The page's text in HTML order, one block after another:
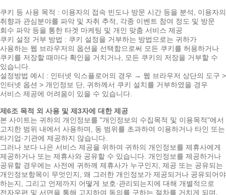
쿠키 등 사용 목적 : 이용자의 접속 빈도나 방문 시간 등을 분석, 이용자의
취향과 관심분야를 파악 및 자취 추적, 각종 이벤트 참여 정도 및 방문
회수 파악 등을 통한 타겟 마케팅 및 개인 맞춤 서비스 제공
쿠키 설정 거부 방법 : 쿠키 설정을 거부하는 방법으로는 귀하가
사용하는 웹 브라우저의 옵션을 선택함으로써 모든 쿠키를 허용하거나
쿠키를 저장할 때마다 확인을 거치거나, 모든 쿠키의 저장을 거부할 수
있습니다.
설정방법 예시 : 인터넷 익스플로어의 경우 → 웹 브라우저 상단의 도구 >
인터넷 옵션 > 개인정보 단, 귀하께서 쿠키 설치를 거부하였을 경우
서비스 제공에 어려움이 있을 수 있습니다.
제6조 목적 외 사용 및 제3자에 대한 제공
본 사이트는 귀하의 개인정보를 "개인정보의 수집목적 및 이용목적"에서
고지한 범위 내에서 사용하며, 동 범위를 초과하여 이용하거나 타인 또는
타기업·기관에 제공하지 않습니다.
그러나 보다 나은 서비스 제공을 위하여 귀하의 개인정보를 제휴사에게
제공하거나 또는 제휴사와 공유할 수 있습니다. 개인정보를 제공하거나
공유할 경우에는 사전에 귀하께 제휴사가 누구인지, 제공 또는 공유되는
개인정보항목이 무엇인지, 왜 그러한 개인정보가 제공되거나 공유되어야
하는지, 그리고 언제까지 어떻게 보호·관리되는지에 대해 개별적으로
전자우편 및 서면을 통해 고지하여 동의를 구하는 절차를 거치게 되며,